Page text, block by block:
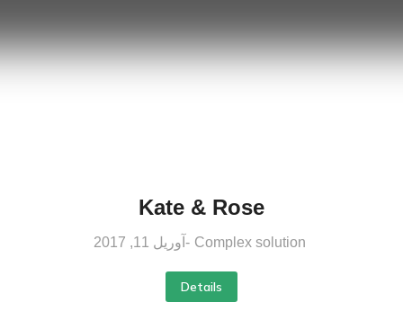
Kate & Rose
Complex solution آوریل 11, 2017
Details